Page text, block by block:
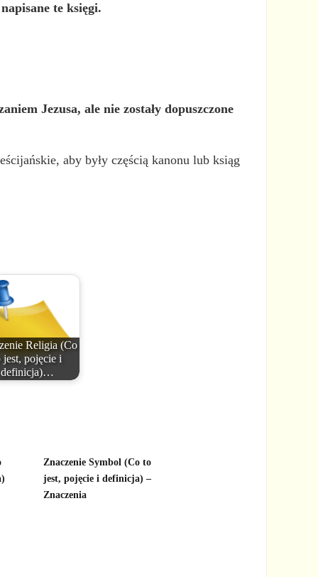
te księgi.
Jezusa, ale nie zostały dopuszczone
aby były częścią kanonu lub ksiąg
Religia (Co
jest, pojęcie i
definicja)…
Znaczenie Symbol (Co to
jest, pojęcie i definicja) –
Znaczenia